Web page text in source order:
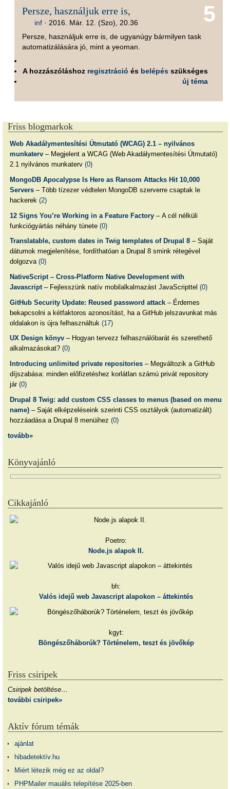
5
Persze, használjuk erre is,
inf· 2016. Már. 12. (Szo), 20.36
Persze, használjuk erre is, de ugyanúgy bármilyen task
automatizálására jó, mint a yeoman.
A hozzászóláshoz regisztráció és belépés szükséges
új téma
Friss blogmarkok
Web Akadálymentesítési Útmutató (WCAG) 2.1 – nyilvános
munkaterv– Megjelent a WCAG (Web Akadálymentesítési Útmutató)
2.1 nyilvános munkaterv (0)
MongoDB Apocalypse Is Here as Ransom Attacks Hit 10,000
Servers– Több tízezer védtelen MongoDB szerverre csaptak le
hackerek (2)
12 Signs You’re Working in a Feature Factory– A cél nélküli
funkciógyártás néhány tünete (0)
Translatable, custom dates in Twig templates of Drupal 8– Saját
dátumok megjelenítése, fordíthatóan a Drupal 8 smink rétegével
dolgozva (0)
NativeScript – Cross-Platform Native Development with
Javascript– Fejlesszünk natív mobilalkalmazást JavaScripttel (0)
GitHub Security Update: Reused password attack– Érdemes
bekapcsolni a kétfaktoros azonosítást, ha a GitHub jelszavunkat más
oldalakon is újra felhasználtuk (17)
UX Design könyv– Hogyan tervezz felhasználóbarát és szerethető
alkalmazásokat? (0)
Introducing unlimited private repositories– Megváltozik a GitHub
díjszabása: minden előfizetéshez korlátlan számú privát repository
jár (0)
Drupal 8 Twig: add custom CSS classes to menus (based on menu
name)– Saját elképzeléseink szerinti CSS osztályok (automatizált)
hozzáadása a Drupal 8 menüihez (0)
tovább»
Könyvajánló
Cikkajánló
Poetro:
Node.js alapok II.
bh:
Valós idejű web Javascript alapokon – áttekintés
kgyt:
Böngészőháborúk? Történelem, teszt és jövőkép
Friss csiripek
Csiripek betöltése…
további csiripek»
Aktív fórum témák
ajánlat
hibadetektív.hu
Miért létezik még ez az oldal?
PHPMailer mauális telepítése 2025-ben